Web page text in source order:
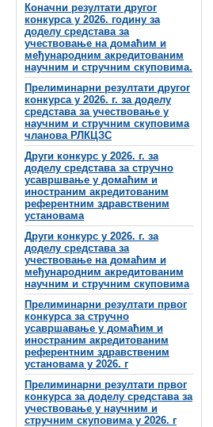
Коначни резултати другог
конкурса у 2026. годину за
доделу средстава за
учествовање на домаћим и
међународним акредитованим
научним и стручним скуповима.
Прелиминарни резултати другог
конкурса у 2026. г. за доделу
средстава за учествовање у
научним и стручним скуповима
чланова РЛКЦЗС
Други конкурс у 2026. г. за
доделу средстава за стручно
усавршвање у домаћим и
иностраним акредитованим
референтним здравственим
установама
Други конкурс у 2026. г. за
доделу средстава за
учествовање на домаћим и
међународним акредитованим
научним и стручним скуповима
Прелиминарни резултати првог
конкурса за стручно
усавршавање у домаћим и
иностраним акредитованим
референтним здравственим
установама у 2026. г
Прелиминарни резултати првог
конкурса за доделу средстава за
учествовање у научним и
стручним скуповима у 2026. г